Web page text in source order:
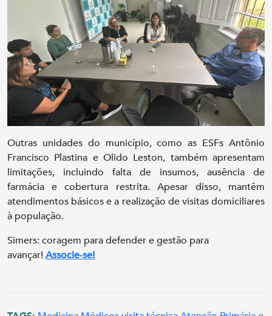
Outras unidades do município, como as ESFs Antônio
Francisco Plastina e Olido Leston, também apresentam
limitações, incluindo falta de insumos, ausência de
farmácia e cobertura restrita. Apesar disso, mantêm
atendimentos básicos e a realização de visitas domiciliares
à população.
Simers: coragem para defender e gestão para
avançar!Associe-se!